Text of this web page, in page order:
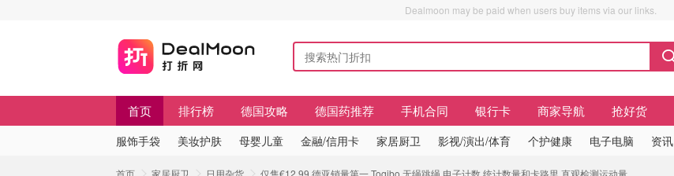
Dealmoon may be paid when users buy items via our links.
首页 排行榜 德国攻略 德国药推荐 手机合同 银行卡 商家导航 抢好货
服饰手袋 美妆护肤 母婴儿童 金融/信用卡 家居厨卫 影视/演出/体育 个护健康 电子电脑 资讯
首页 家居厨卫 日用杂货 仅售€12.99 德亚销量第一 Toqibo 无绳跳绳 电子计数 统计数量和卡路里 直观检测运动量